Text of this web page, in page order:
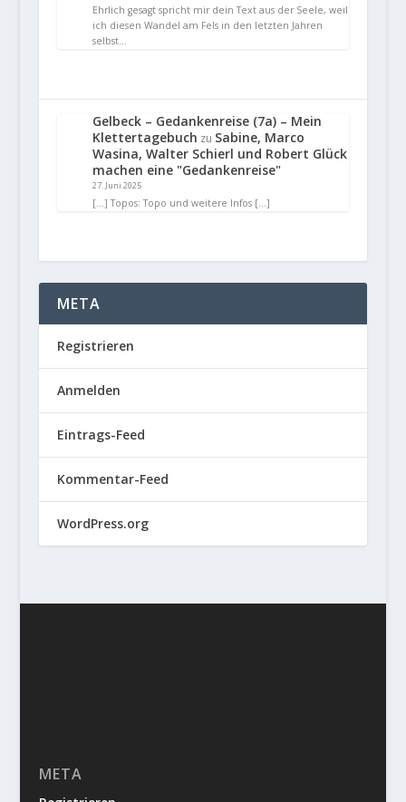
Ehrlich gesagt spricht mir dein Text aus der Seele, weil
ich diesen Wandel am Fels in den letzten Jahren
selbst…
Gelbeck – Gedankenreise (7a) – Mein
Klettertagebuch zu Sabine, Marco
Wasina, Walter Schierl und Robert Glück
machen eine "Gedankenreise"
27. Juni 2025
[…] Topos: Topo und weitere Infos […]
META
Registrieren
Anmelden
Eintrags-Feed
Kommentar-Feed
WordPress.org
META